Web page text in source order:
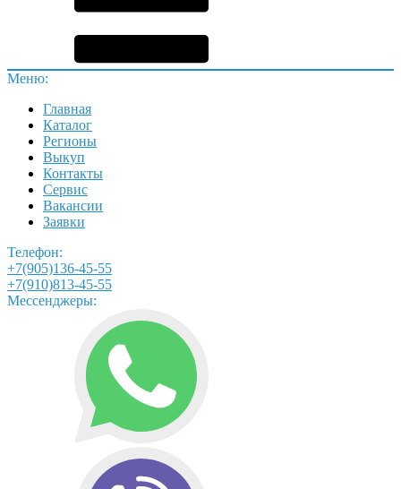
Меню:
Главная
Каталог
Регионы
Выкуп
Контакты
Сервис
Вакансии
Заявки
Телефон:
+7(905)136-45-55
+7(910)813-45-55
Мессенджеры: